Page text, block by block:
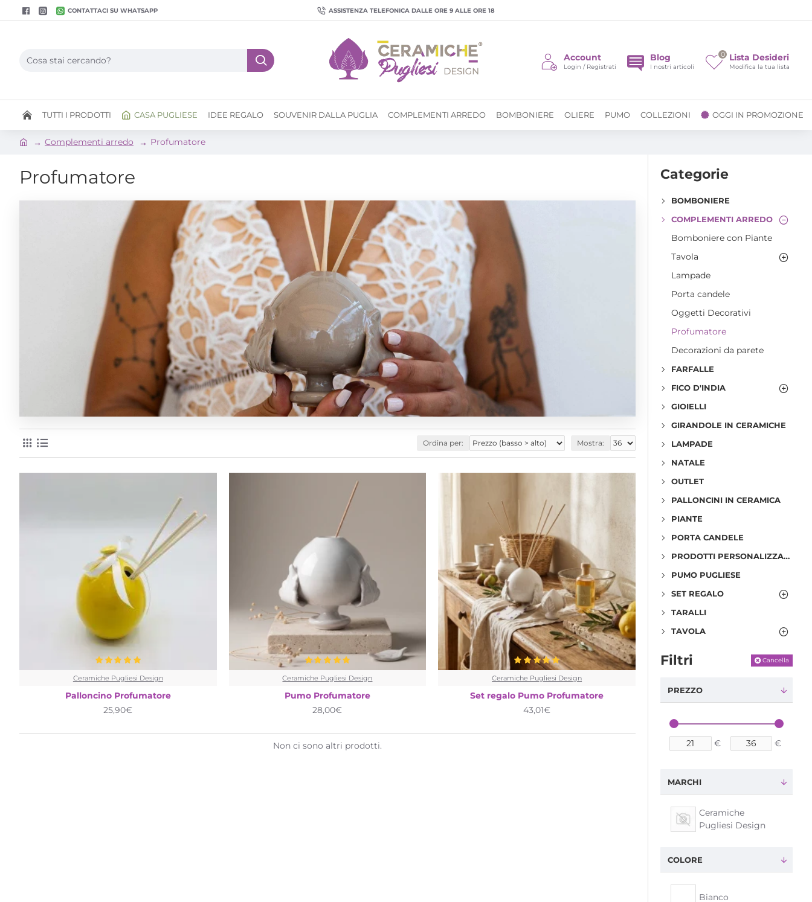
CONTATTACI SU WHATSAPP ASSISTENZA TELEFONICA DALLE ORE 9 ALLE ORE 18
Account
Login / Registrati
Blog
I nostri articoli
Lista Desideri
Modifica la tua lista
0
TUTTI I PRODOTTI CASA PUGLIESE IDEE REGALO SOUVENIR DALLA PUGLIA COMPLEMENTI ARREDO BOMBONIERE OLIERE PUMO COLLEZIONI OGGI IN PROMOZIONE
Complementi arredo Profumatore
Profumatore
Ordina per: Mostra:
Ceramiche Pugliesi Design
Palloncino Profumatore
25,90€
Ceramiche Pugliesi Design
Pumo Profumatore
28,00€
Ceramiche Pugliesi Design
Set regalo Pumo Profumatore
43,01€
Non ci sono altri prodotti.
Categorie
BOMBONIERE
COMPLEMENTI ARREDO
Bomboniere con Piante
Tavola
Lampade
Porta candele
Oggetti Decorativi
Profumatore
Decorazioni da parete
FARFALLE
FICO D'INDIA
GIOIELLI
GIRANDOLE IN CERAMICHE
LAMPADE
NATALE
OUTLET
PALLONCINI IN CERAMICA
PIANTE
PORTA CANDELE
PRODOTTI PERSONALIZZABILI
PUMO PUGLIESE
SET REGALO
TARALLI
TAVOLA
Filtri Cancella
PREZZO
€ €
MARCHI
Ceramiche
Pugliesi Design
COLORE
Bianco